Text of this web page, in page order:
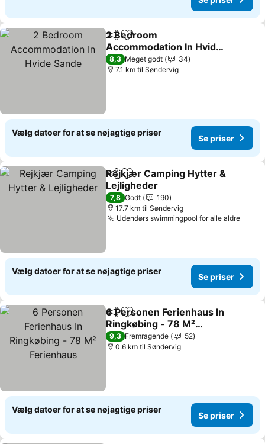
Del Føj til favoritter
2 Bedroom
Accommodation In Hvide
Sande
Se priser
8,3 Meget godt
34
7.1 km til Søndervig
Vælg datoer for at se nøjagtige priser
Se priser
Del Føj til favoritter
Rejkjær Camping Hytter &
Lejligheder
Se priser
7,8 Godt
190
17.7 km til Søndervig
Udendørs swimmingpool for alle aldreSe
Vælg datoer for at se nøjagtige priser
Se priser
Del Føj til favoritter
6 Personen Ferienhaus In
Ringkøbing - 78 M²
Ferienhaus
Se priser
9,3 Fremragende
52
0.6 km til Søndervig
Vælg datoer for at se nøjagtige priser
Se priser